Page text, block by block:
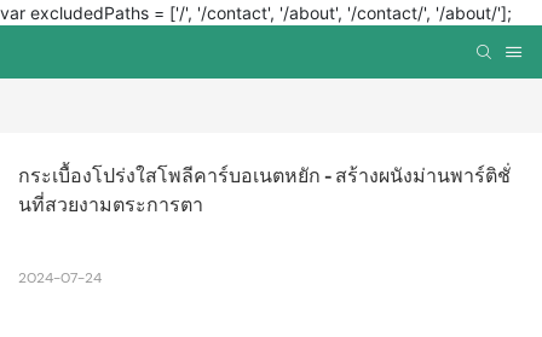
var excludedPaths = ['/', '/contact', '/about', '/contact/', '/about/'];
กระเบื้องโปร่งใสโพลีคาร์บอเนตหยัก - สร้างผนังม่านพาร์ติชั่
นที่สวยงามตระการตา
2024-07-24